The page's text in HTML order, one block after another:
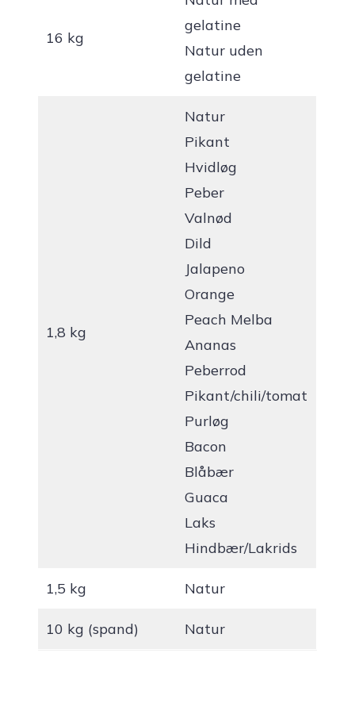
16 kg
gelatine
Natur uden
gelatine
1,8 kg
Natur
Pikant
Hvidløg
Peber
Valnød
Dild
Jalapeno
Orange
Peach Melba
Ananas
Peberrod
Pikant/chili/tomat
Purløg
Bacon
Blåbær
Guaca
Laks
Hindbær/Lakrids
1,5 kg Natur
10 kg (spand) Natur